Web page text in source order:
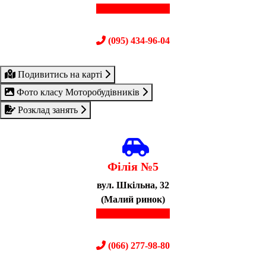
(095) 434-96-04
Подивитись на карті
Фото класу Моторобудівників
Розклад занять
Філія №5
вул. Шкільна, 32
(Малий ринок)
(066) 277-98-80